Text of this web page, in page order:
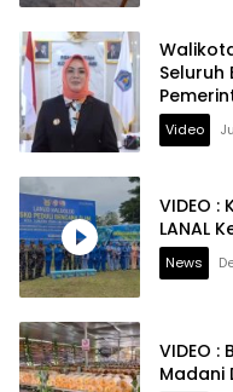
Seluruh
Video
VIDEO :
LANAL
News
VIDEO
Madani